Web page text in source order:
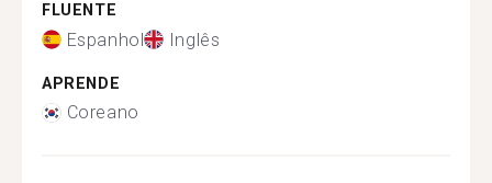
FLUENTE
Espanhol Inglês
APRENDE
Coreano